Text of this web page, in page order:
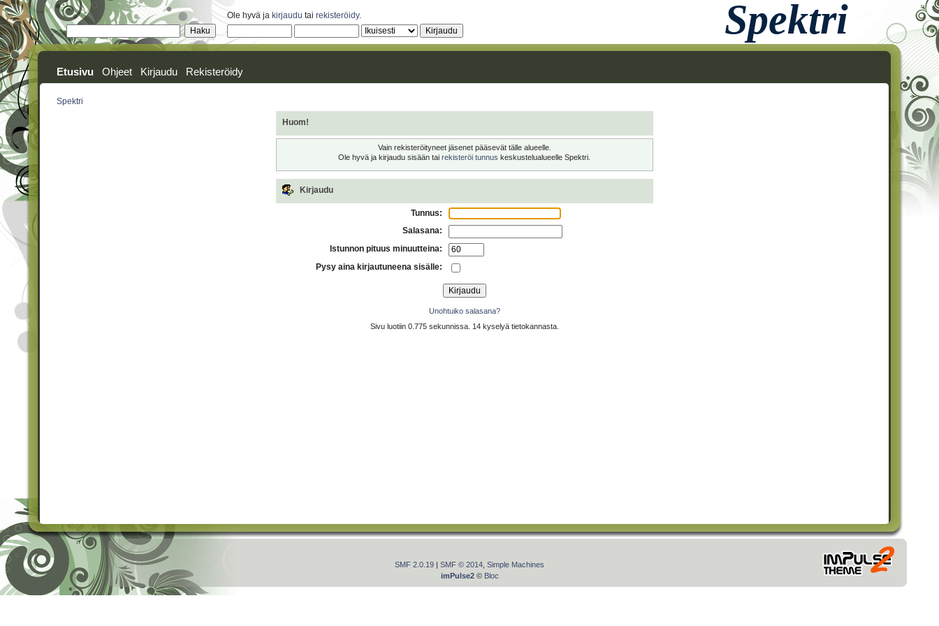
Spektri
Ole hyvä ja kirjaudu tai rekisteröidy.
Etusivu Ohjeet Kirjaudu Rekisteröidy
Spektri
Huom!
Vain rekisteröityneet jäsenet pääsevät tälle alueelle.
Ole hyvä ja kirjaudu sisään tai rekisteröi tunnus keskustelualueelle Spektri.
Kirjaudu
Tunnus:
Salasana:
Istunnon pituus minuutteina:
Pysy aina kirjautuneena sisälle:
Unohtuiko salasana?
Sivu luotiin 0.775 sekunnissa. 14 kyselyä tietokannasta.
SMF 2.0.19 | SMF © 2014 Simple Machines
imPulse2© Bloc